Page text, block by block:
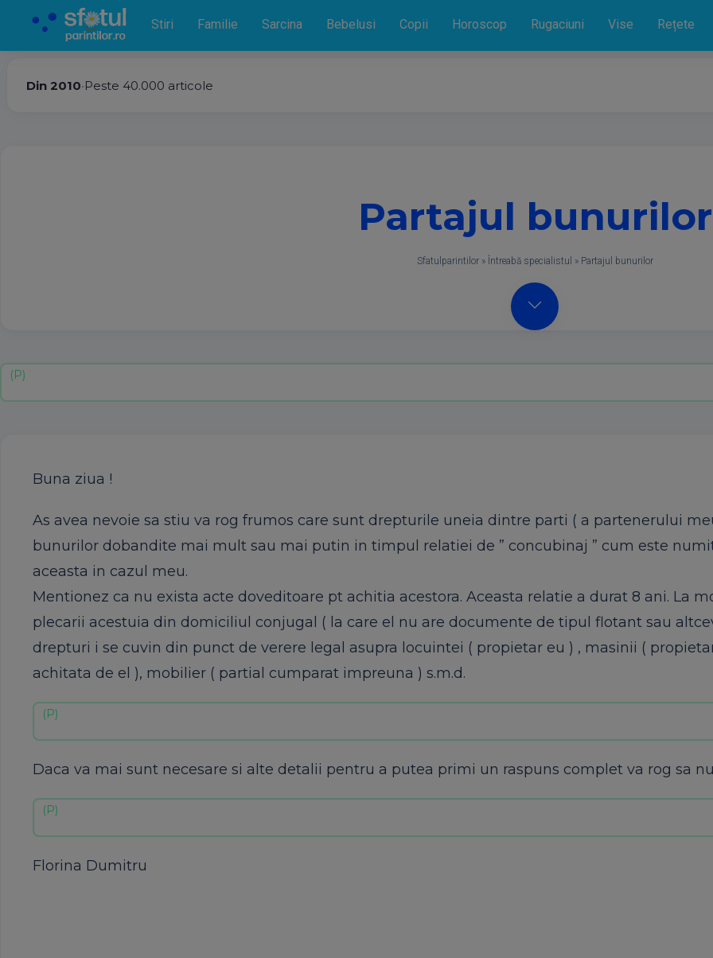
Stiri Familie Sarcina Bebelusi Copii Horoscop Rugaciuni Vise Rețete
Din 2010•Peste 40.000 articole
Partajul bunurilor
Sfatulparintilor» Întreabă specialistul » Partajul bunurilor
Buna ziua !
As avea nevoie sa stiu va rog frumos care sunt drepturile uneia dintre parti ( a partenerului
bunurilor dobandite mai mult sau mai putin in timpul relatiei de ” concubinaj ” cum este
aceasta in cazul meu.
Mentionez ca nu exista acte doveditoare pt achitia acestora. Aceasta relatie a durat 8 ani. La
plecarii acestuia din domiciliul conjugal ( la care el nu are documente de tipul flotant sau
drepturi i se cuvin din punct de verere legal asupra locuintei ( propietar eu ) , masinii (
achitata de el ), mobilier ( partial cumparat impreuna ) s.m.d.
Daca va mai sunt necesare si alte detalii pentru a putea primi un raspuns complet va rog sa
Florina Dumitru